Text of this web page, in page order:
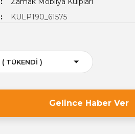
KULP190_61575
Gelince Haber Ver